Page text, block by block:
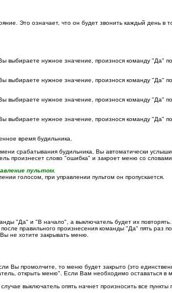
Это означает, что он будет звонить каждый
выбираете нужное значение, произнося команду "Да"
выбираете нужное значение, произнося команду "Да"
выбираете нужное значение, произнося команду "Да"
выбираете нужное значение, произнося команду "Да"
время будильника.
срабатывания будильника, Вы автоматически
произнесет слово "ошибка" и закроет меню со
пультом.
голосом, при управлении пультом он пропускается.
"Да" и "В начало", а выключатель будет их
правильного произнесения команды "Да" пять
не хотите закрывать меню.
Вы промолчите, то меню будет закрыто (это
открыть меню". Если Вам необходимо оставаться в
выключатель опять начнет произносить все